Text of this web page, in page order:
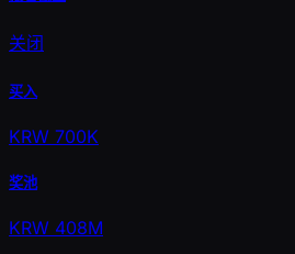
关闭
买入
KRW 700K
奖池
KRW 408M